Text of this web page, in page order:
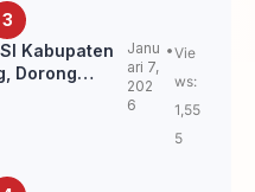
Kabupaten
Dorong
Janu
ari 7,
202
6
Vie
ws:
1,55
5